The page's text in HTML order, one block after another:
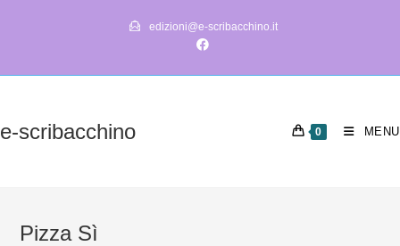
edizioni@e-scribacchino.it
e-scribacchino 0 MENU
Pizza Sì